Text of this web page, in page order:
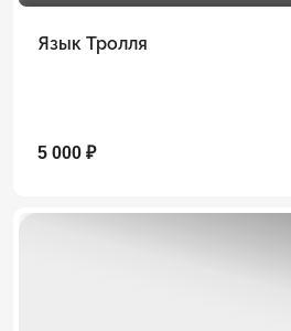
Язык Тролля
5 000 ₽